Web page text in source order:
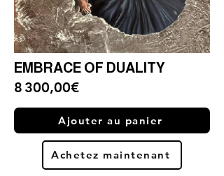
EMBRACE OF DUALITY
8 300,00€
Ajouter au panier
Achetez maintenant